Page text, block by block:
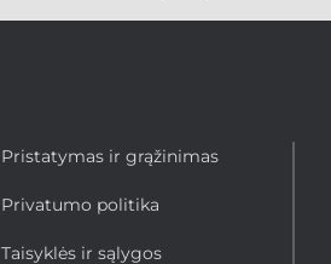
Pristatymas ir grąžinimas
Privatumo politika
Taisyklės ir sąlygos